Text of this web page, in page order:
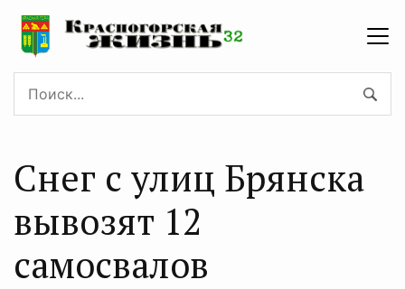
Снег с улиц Брянска
вывозят 12
самосвалов